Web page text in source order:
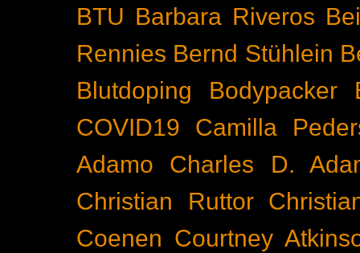
BTU Barbara Riveros
Rennies Bernd Stühlein
Blutdoping
Bodypacker
COVID19
Camilla
Adamo
Charles D.
Christian Ruttor
Coenen Courtney